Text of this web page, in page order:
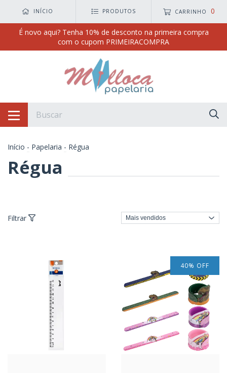
INÍCIO PRODUTOS CARRINHO 0
É novo aqui? Tenha 10% de desconto na primeira compra
com o cupom PRIMEIRACOMPRA
Início - Papelaria - Régua
Régua
Filtrar
40% OFF